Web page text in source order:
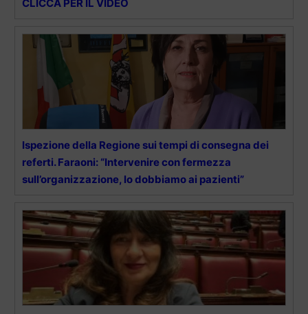
CLICCA PER IL VIDEO
Ispezione della Regione sui tempi di consegna dei
referti. Faraoni: “Intervenire con fermezza
sull’organizzazione, lo dobbiamo ai pazienti”